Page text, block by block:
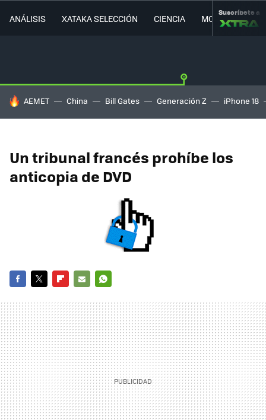
ANÁLISIS XATAKA SELECCIÓN CIENCIA MOVILIDAD
Suscríbete a
HOY SE HABLA DE
AEMET China Bill Gates Generación Z iPhone 18
Un tribunal francés prohíbe los
anticopia de DVD
MAIL